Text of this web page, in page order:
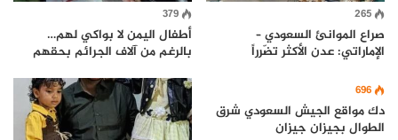
265
صراع الموانئ السعودي –
الإماراتي: عدن الأكثر تضّرراً
379
أطفال اليمن لا بواكي لهم…
بالرغم من آلاف الجرائم بحقهم
696
دك مواقع الجيش السعودي شرق
الطوال بجيزان جيزان